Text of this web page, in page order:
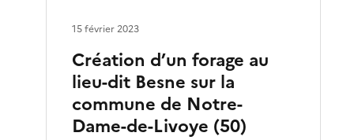
Création d’un forage au
lieu-dit Besne sur la
commune de Notre-
Dame-de-Livoye (50)
15 février 2023